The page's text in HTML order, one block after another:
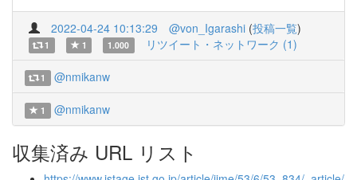
2022-04-24 10:13:29 @von_Igarashi (投稿一覧)
1 1 1.000 リツイート・ネットワーク (1)
1 @nmikanw
1 @nmikanw
収集済み URL リスト